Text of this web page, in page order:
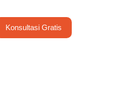
Konsultasi Gratis